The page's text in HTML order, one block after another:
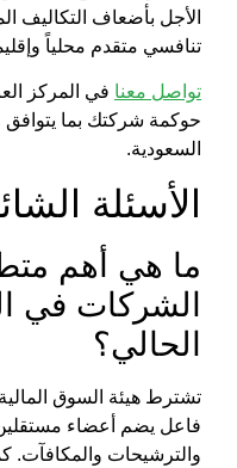
الأجل بأضعاف التكاليف
تنافسي متقدم محلياً
تواصل معنا في المركز
حوكمة شركتك بما يتوافق
السعودية.
الأسئلة
ما هي أهم
الشركات في
الحالي؟
تشترط هيئة السوق
فاعل يضم أعضاء
والترشيحات والمكافآت.